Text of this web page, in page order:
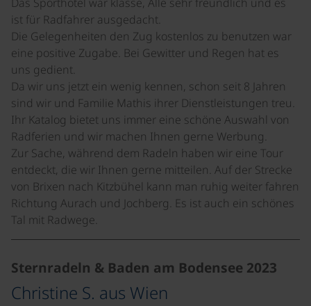
ist für Radfahrer ausgedacht.
Die Gelegenheiten den Zug kostenlos zu benutzen war
eine positive Zugabe. Bei Gewitter und Regen hat es
uns gedient.
Da wir uns jetzt ein wenig kennen, schon seit 8 Jahren
sind wir und Familie Mathis ihrer Dienstleistungen treu.
Ihr Katalog bietet uns immer eine schöne Auswahl von
Radferien und wir machen Ihnen gerne Werbung.
Zur Sache, während dem Radeln haben wir eine Tour
entdeckt, die wir Ihnen gerne mitteilen. Auf der Strecke
von Brixen nach Kitzbühel kann man ruhig weiter fahren
Richtung Aurach und Jochberg. Es ist auch ein schönes
Tal mit Radwege.
Sternradeln & Baden am Bodensee 2023
Christine S. aus Wien